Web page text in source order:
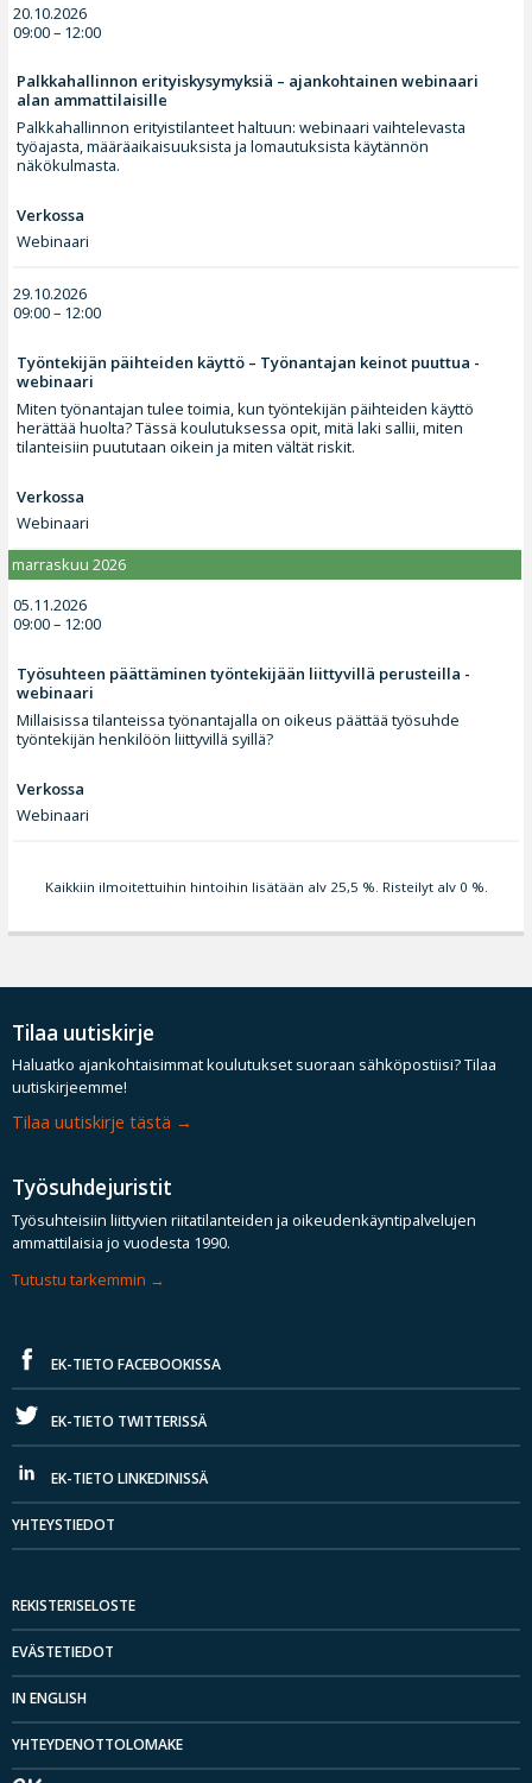
20.10.2026
09:00 – 12:00
Palkkahallinnon erityiskysymyksiä – ajankohtainen webinaari
alan ammattilaisille
Palkkahallinnon erityistilanteet haltuun: webinaari vaihtelevasta
työajasta, määräaikaisuuksista ja lomautuksista käytännön
näkökulmasta.
Verkossa
Webinaari
29.10.2026
09:00 – 12:00
Työntekijän päihteiden käyttö – Työnantajan keinot puuttua -
webinaari
Miten työnantajan tulee toimia, kun työntekijän päihteiden käyttö
herättää huolta? Tässä koulutuksessa opit, mitä laki sallii, miten
tilanteisiin puututaan oikein ja miten vältät riskit.
Verkossa
Webinaari
marraskuu 2026
05.11.2026
09:00 – 12:00
Työsuhteen päättäminen työntekijään liittyvillä perusteilla -
webinaari
Millaisissa tilanteissa työnantajalla on oikeus päättää työsuhde
työntekijän henkilöön liittyvillä syillä?
Verkossa
Webinaari
Kaikkiin ilmoitettuihin hintoihin lisätään alv 25,5 %. Risteilyt alv 0 %.
Tilaa uutiskirje
Haluatko ajankohtaisimmat koulutukset suoraan sähköpostiisi? Tilaa
uutiskirjeemme!
Tilaa uutiskirje tästä
Työsuhdejuristit
Työsuhteisiin liittyvien riitatilanteiden ja oikeudenkäyntipalvelujen
ammattilaisia jo vuodesta 1990.
Tutustu tarkemmin
EK-TIETO FACEBOOKISSA
EK-TIETO TWITTERISSÄ
EK-TIETO LINKEDINISSÄ
YHTEYSTIEDOT
REKISTERISELOSTE
EVÄSTETIEDOT
IN ENGLISH
YHTEYDENOTTOLOMAKE